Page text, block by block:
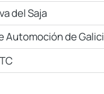
del Saja
de